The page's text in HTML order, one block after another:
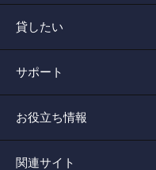
貸したい
サポート
お役立ち情報
関連サイト